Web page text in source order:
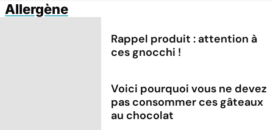
Allergène
Rappel produit : attention à
ces gnocchi !
Voici pourquoi vous ne devez
pas consommer ces gâteaux
au chocolat